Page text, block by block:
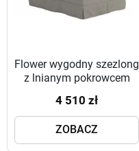
Flower wygodny szezlong
z lnianym pokrowcem
4 510 zł
ZOBACZ